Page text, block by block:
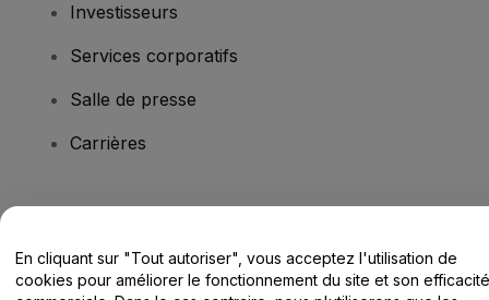
Investisseurs
Services corporatifs
Salle de presse
Carrières
Centre d'assistance / Nous contacter
En cliquant sur "Tout autoriser", vous acceptez l'utilisation de
cookies pour améliorer le fonctionnement du site et son efficacité